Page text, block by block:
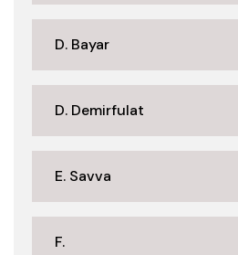
D. Bayar
D. Demirfulat
E. Savva
F.